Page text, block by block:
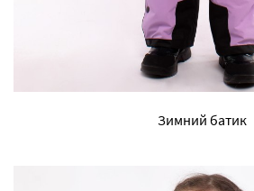
Зимний батик